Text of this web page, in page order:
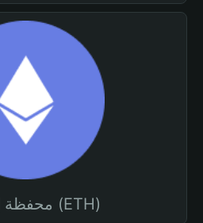
محفظة إيثيريوم (ETH)